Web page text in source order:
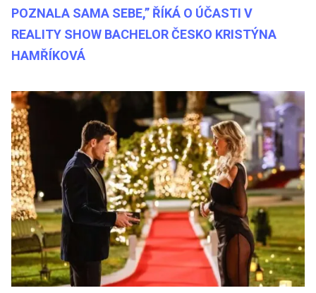
POZNALA SAMA SEBE,” ŘÍKÁ O ÚČASTI V
REALITY SHOW BACHELOR ČESKO KRISTÝNA
HAMŘÍKOVÁ